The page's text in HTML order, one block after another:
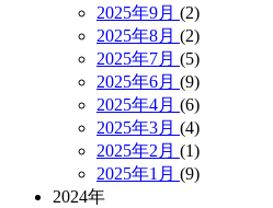
2025年9月 (2)
2025年8月 (2)
2025年7月 (5)
2025年6月 (9)
2025年4月 (6)
2025年3月 (4)
2025年2月 (1)
2025年1月 (9)
2024年